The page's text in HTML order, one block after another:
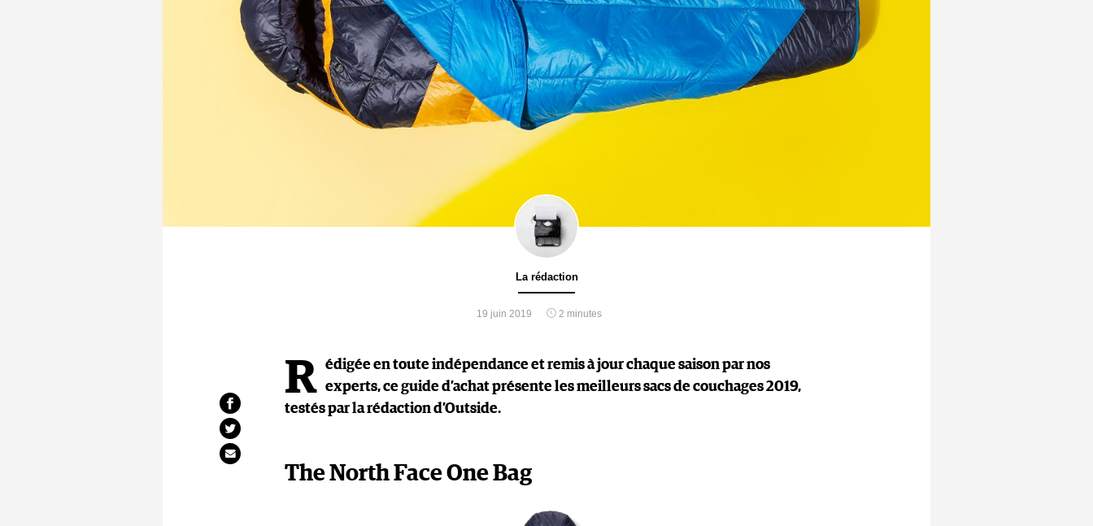
La rédaction
19 juin 2019 2 minutes
R édigée en toute indépendance et remis à jour chaque saison par nos
experts, ce guide d’achat présente les meilleurs sacs de couchages 2019,
testés par la rédaction d’Outside.
The North Face One Bag